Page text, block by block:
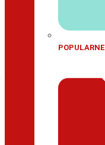
POPULARNE